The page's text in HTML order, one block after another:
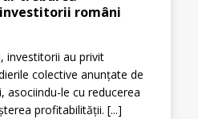
români
investitorii au privit
colective anunțate de
asociindu-le cu reducerea
profitabilității. [...]